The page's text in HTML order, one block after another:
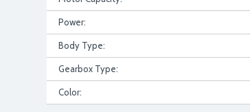
Power:
Body Type:
Gearbox Type:
Color: